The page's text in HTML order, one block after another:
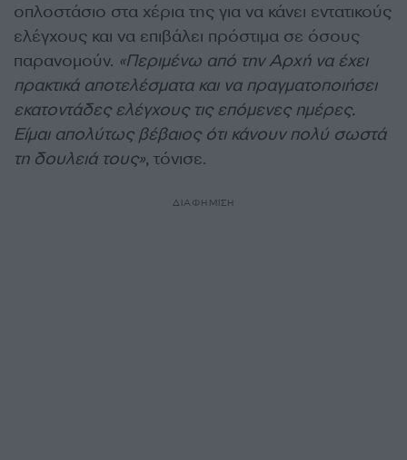
οπλοστάσιο στα χέρια της για να κάνει εντατικούς
ελέγχους και να επιβάλει πρόστιμα σε όσους
παρανομούν. «Περιμένω από την Αρχή να έχει
πρακτικά αποτελέσματα και να πραγματοποιήσει
εκατοντάδες ελέγχους τις επόμενες ημέρες.
Είμαι απολύτως βέβαιος ότι κάνουν πολύ σωστά
τη δουλειά τους», τόνισε.
ΔΙΑΦΗΜΙΣΗ